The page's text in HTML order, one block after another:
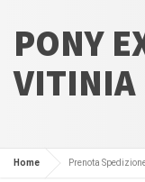
PONY
VITINIA
Home Prenota